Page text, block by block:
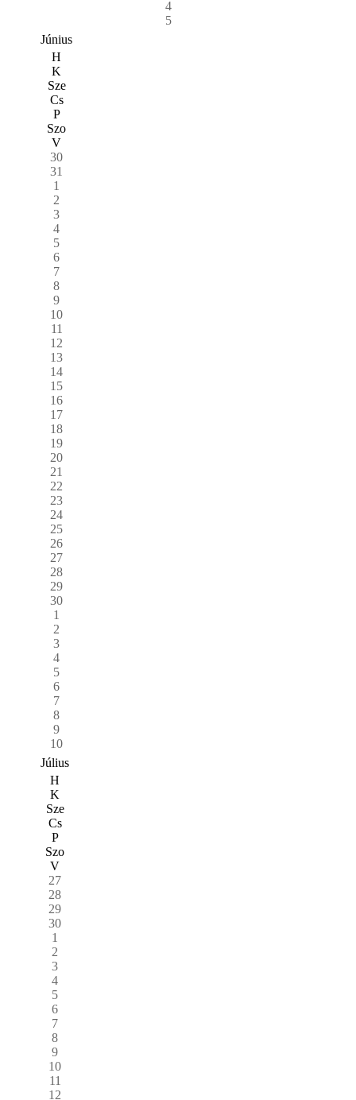
4
5
Június
H
K
Sze
Cs
P
Szo
V
30
31
1
2
3
4
5
6
7
8
9
10
11
12
13
14
15
16
17
18
19
20
21
22
23
24
25
26
27
28
29
30
1
2
3
4
5
6
7
8
9
10
Július
H
K
Sze
Cs
P
Szo
V
27
28
29
30
1
2
3
4
5
6
7
8
9
10
11
12